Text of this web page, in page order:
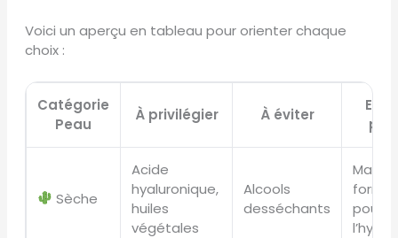
Voici un aperçu en tableau pour orienter chaque
choix :
Catégorie
Peau
À privilégier À éviter
Sèche
Acide
hyaluronique,
huiles
végétales
Alcools
desséchants
pour